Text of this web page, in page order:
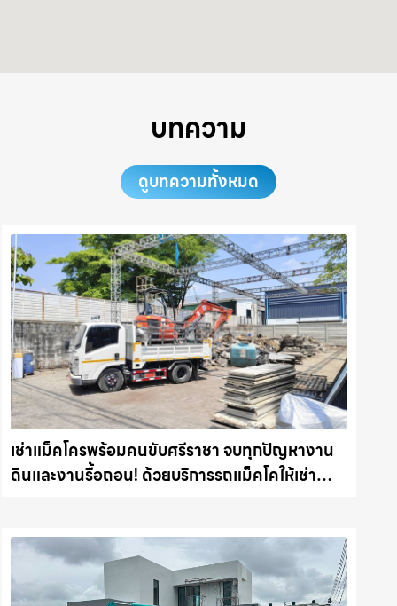
บทความ
ดูบทความทั้งหมด
เช่าแม็คโครพร้อมคนขับศรีราชา จบทุกปัญหางาน
ดินและงานรื้อถอน! ด้วยบริการรถแม็คโคให้เช่า